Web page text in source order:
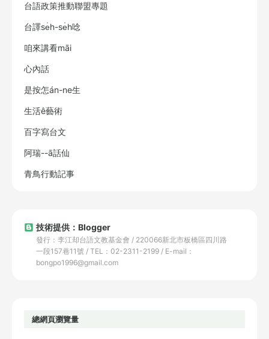
台語政策推動聯盟專題
台譯se̍h-se̍h唸
咱來講看māi
心內話
是按怎án-ne生
生活ê藝術
百字寫台文
阿瑞--ā話仙
青鳥行動記事
技術提供：Blogger
發行：李江却台語文教基金會 / 220066新北市板橋區四川路
一段157巷11號 / TEL：02-2311-2199 / E-mail：
bongpo1996@gmail.com
總網頁瀏覽量